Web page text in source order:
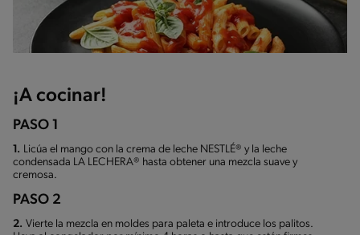
¡A cocinar!
PASO 1
1. Licúa el mango con la crema de leche NESTLÉ® y la leche
condensada LA LECHERA® hasta obtener una mezcla suave y
cremosa.
PASO 2
2. Vierte la mezcla en moldes para paleta e introduce los palitos.